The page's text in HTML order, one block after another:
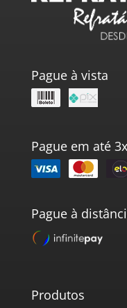
Pague à vista
Pague em até
Pague à
Produtos